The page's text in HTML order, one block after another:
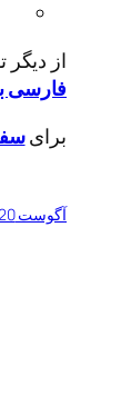
از دیگر
فارسی
برای
آگوست 20, 2016